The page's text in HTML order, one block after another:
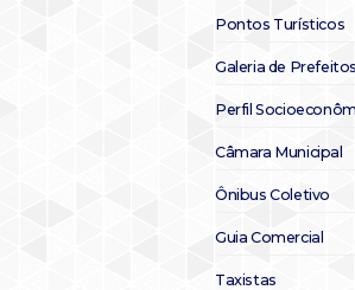
Pontos Turísticos
Galeria de Prefeitos
Perfil
Câmara Municipal
Ônibus Coletivo
Guia Comercial
Taxistas